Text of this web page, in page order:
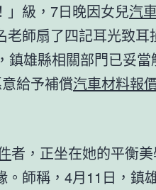
」級，7日晚因女兒汽
老師扇了四記耳光致耳
鎮雄縣相關部門已妥當
給予補償汽車材料報
者，正坐在她的平衡
師稱，4月11日，鎮